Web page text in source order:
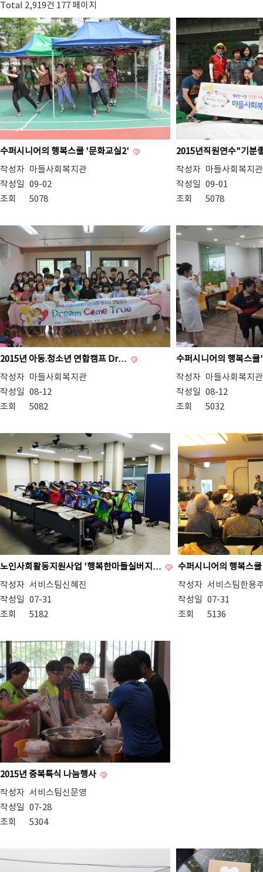
Total 2,919건 177 페이지
수퍼시니어의 행복스쿨 '문화교실2'
작성자 마들사회복지관
작성일 09-02
조회
5078
2015년직원연수"기분
작성자 마들사회복지관
작성일 09-01
조회
5078
2015년 아동.청소년 연합캠프 Dr…
작성자 마들사회복지관
작성일 08-12
조회
5082
수퍼시니어의 행복스
작성자 마들사회복지관
작성일 08-12
조회
5032
노인사회활동지원사업 '행복한마들실버지…
작성자 서비스팀신혜진
작성일 07-31
조회
5182
수퍼시니어의 행복스
작성자 서비스팀한용
작성일 07-31
조회
5136
2015년 중복특식 나눔행사
작성자 서비스팀신문영
작성일 07-28
조회
5304